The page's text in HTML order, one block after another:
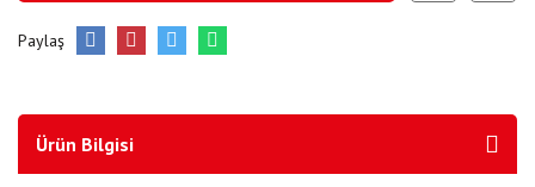
Paylaş
Ürün Bilgisi